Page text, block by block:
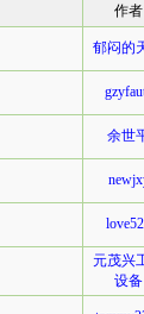
作者
郁闷的
余世
元茂兴
设备